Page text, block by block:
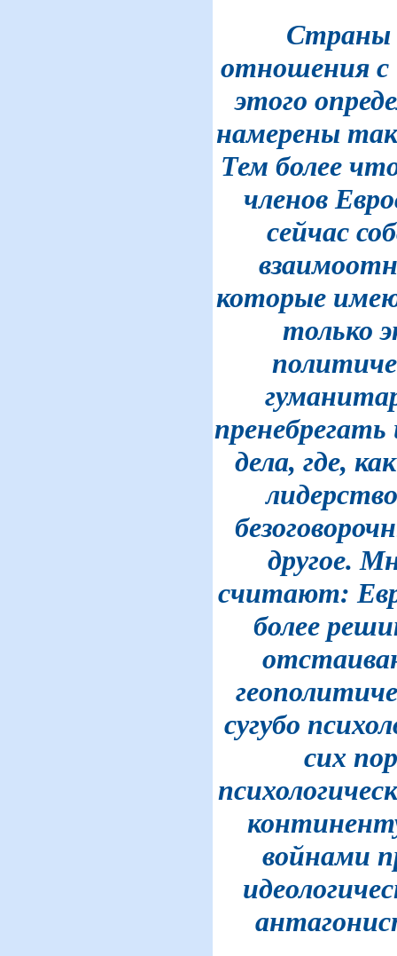
Страны
отношения
этого
намерены
Тем более
членов
сейчас
которые
только
дела, где,
другое.
считают:
более
сугубо
сих
войнами